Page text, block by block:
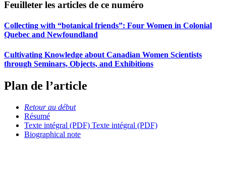
Feuilleter les articles de ce numéro
Collecting with “botanical friends”: Four Women in Colonial
Quebec and Newfoundland
Cultivating Knowledge about Canadian Women Scientists
through Seminars, Objects, and Exhibitions
Plan de l’article
Retour au début
Résumé
Texte intégral (PDF) Texte intégral (PDF)
Biographical note